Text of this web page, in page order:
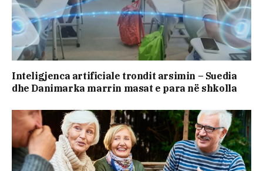
Inteligjenca artificiale trondit arsimin – Suedia
dhe Danimarka marrin masat e para në shkolla